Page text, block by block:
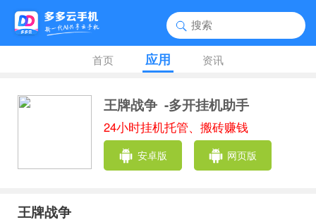
首页 应用 资讯
王牌战争 -多开挂机助手
24小时挂机托管、搬砖赚钱
安卓版 网页版
王牌战争